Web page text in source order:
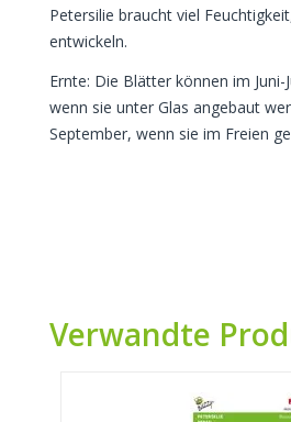
Petersilie braucht viel
entwickeln.
Ernte: Die Blätter können im
wenn sie unter Glas angebaut
September, wenn sie im Freien
Verwandte